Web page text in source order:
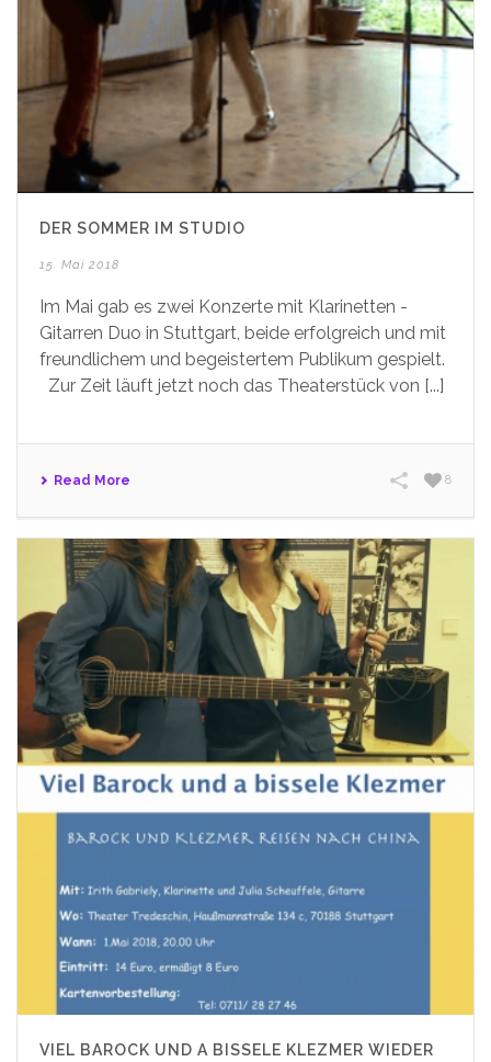
DER SOMMER IM STUDIO
15. Mai 2018
Im Mai gab es zwei Konzerte mit Klarinetten -
Gitarren Duo in Stuttgart, beide erfolgreich und mit
freundlichem und begeistertem Publikum gespielt.
Zur Zeit läuft jetzt noch das Theaterstück von [...]
Read More 8
VIEL BAROCK UND A BISSELE KLEZMER WIEDER